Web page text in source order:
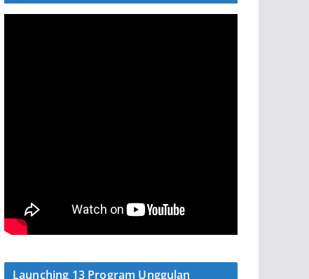
Launching 13 Program Unggulan